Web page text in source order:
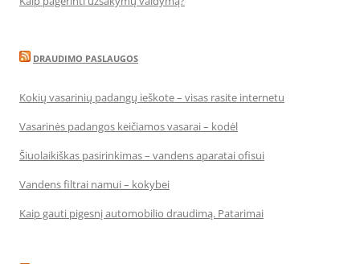
DRAUDIMO PASLAUGOS
Kokių vasarinių padangų ieškote – visas rasite internetu
Vasarinės padangos keičiamos vasarai – kodėl
Šiuolaikiškas pasirinkimas – vandens aparatai ofisui
Vandens filtrai namui – kokybei
Kaip gauti pigesnį automobilio draudimą. Patarimai